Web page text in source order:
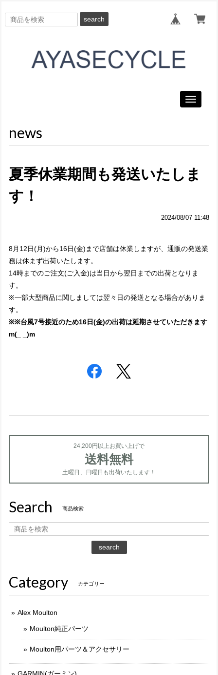
search
Toggle
news
夏季休業期間も発送いたしま
す！
2024/08/07 11:48
8月12日(月)から16日(金)まで店舗は休業しますが、通販の発送業
務は休まず出荷いたします。
14時までのご注文(ご入金)は当日から翌日までの出荷となりま
す。
※一部大型商品に関しましては翌々日の発送となる場合がありま
す。
※※台風7号接近のため16日(金)の出荷は延期させていただきます
m(_ _)m
24,200円以上お買い上げで
送料無料
土曜日、日曜日も出荷いたします！
Search 商品検索
search
Category カテゴリー
Alex Moulton
Moulton純正パーツ
Moulton用パーツ＆アクセサリー